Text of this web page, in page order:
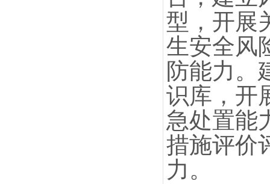
型，开展
生安全风
防能力。
识库，开
急处置能
措施评价
力。